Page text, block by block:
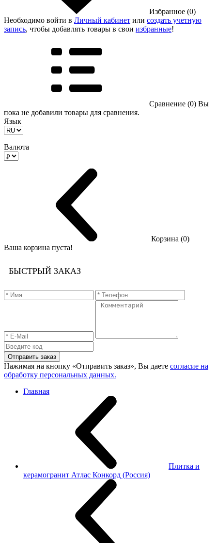
Избранное (0)
Необходимо войти в Личный кабинет или создать учетную
запись, чтобы добавлять товары в свои избранные!
Сравнение (0) Вы
пока не добавили товары для сравнения.
Язык
Валюта
Корзина (0)
Ваша корзина пуста!
БЫСТРЫЙ ЗАКАЗ
Отправить заказ
Нажимая на кнопку «Отправить заказ», Вы даете согласие на
обработку персональных данных.
Главная
Плитка и
керамогранит Атлас Конкорд (Россия)